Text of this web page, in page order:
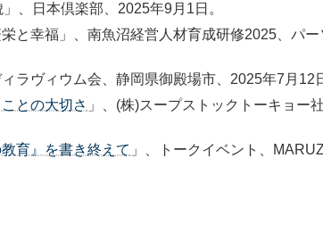
、日本倶楽部、2025年9月1日。
と幸福」、南魚沼経営人材育成研修2025、パ
ラヴィウム会、静岡県御殿場市、2025年7月12
との大切さ 」、(株)スープストックトーキョー
育』を書き終えて 」、トークイベント、